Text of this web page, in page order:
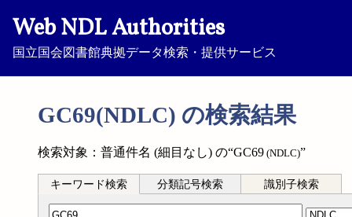
Web NDL Authorities
国立国会図書館典拠データ検索・提供サービス
GC69(NDLC) の検索結果
検索対象：普通件名 (細目なし) の“GC69 (NDLC)”
キーワード検索 分類記号検索 識別子検索
分類記号検索